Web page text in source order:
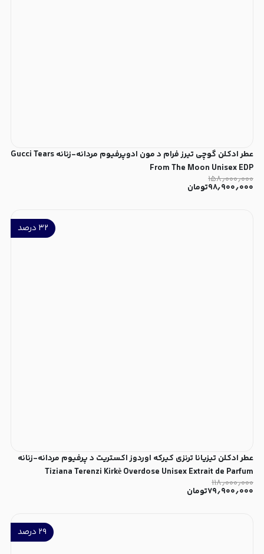
عطر ادکلن گوچی تیرز فرام د مون ادوپرفیوم مردانه-زنانه Gucci Tears
From The Moon Unisex EDP
۱۵۸٫۰۰۰٫۰۰۰
۹۸٫۹۰۰٫۰۰۰تومان
۳۲ درصد
عطر ادکلن تیزیانا ترنزی کیرکه اوردوز اکستریت د پرفیوم مردانه-زنانه
Tiziana Terenzi Kirkè Overdose Unisex Extrait de Parfum
۱۱۸٫۰۰۰٫۰۰۰
۷۹٫۹۰۰٫۰۰۰تومان
۲۹ درصد